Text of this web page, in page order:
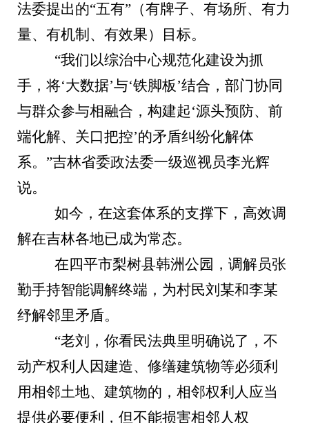
法委提出的“五有”（有牌子、有场所、有力
量、有机制、有效果）目标。
“我们以综治中心规范化建设为抓
手，将‘大数据’与‘铁脚板’结合，部门协同
与群众参与相融合，构建起‘源头预防、前
端化解、关口把控’的矛盾纠纷化解体
系。”吉林省委政法委一级巡视员李光辉
说。
如今，在这套体系的支撑下，高效调
解在吉林各地已成为常态。
在四平市梨树县韩洲公园，调解员张
勤手持智能调解终端，为村民刘某和李某
纾解邻里矛盾。
“老刘，你看民法典里明确说了，不
动产权利人因建造、修缮建筑物等必须利
用相邻土地、建筑物的，相邻权利人应当
提供必要便利，但不能损害相邻人权